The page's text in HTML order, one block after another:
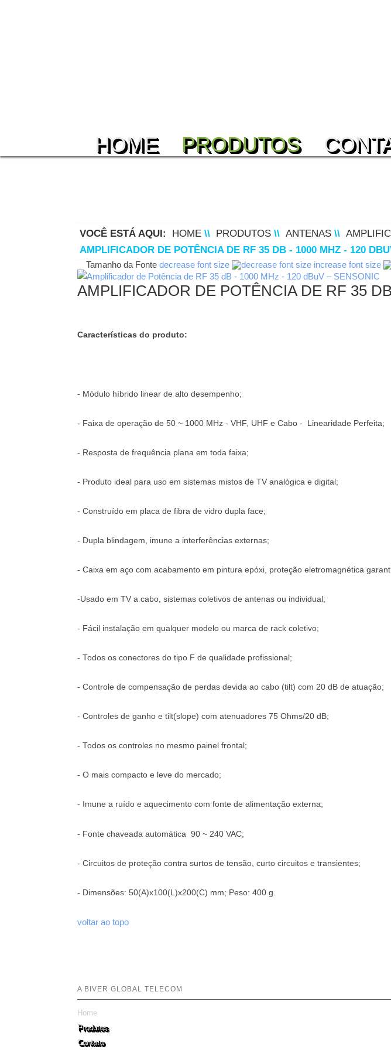
HOME PRODUTOS
VOCÊ ESTÁ AQUI: HOME \\ PRODUTOS \\ ANTENAS \\
AMPLIFICADOR DE POTÊNCIA DE RF 35 DB - 1000 MHZ - 120
Tamanho da Fonte decrease font size increase font size
AMPLIFICADOR DE POTÊNCIA DE RF 35
Características do produto:
- Módulo híbrido linear de alto desempenho;
- Faixa de operação de 50 ~ 1000 MHz - VHF, UHF e Cabo - Linearidade Perfeita;
- Resposta de frequência plana em toda faixa;
- Produto ideal para uso em sistemas mistos de TV analógica e digital;
- Construído em placa de fibra de vidro dupla face;
- Dupla blindagem, imune a interferências externas;
- Caixa em aço com acabamento em pintura epóxi, proteção eletromagnética
-Usado em TV a cabo, sistemas coletivos de antenas ou individual;
- Fácil instalação em qualquer modelo ou marca de rack coletivo;
- Todos os conectores do tipo F de qualidade profissional;
- Controle de compensação de perdas devida ao cabo (tilt) com 20 dB de atuação;
- Controles de ganho e tilt(slope) com atenuadores 75 Ohms/20 dB;
- Todos os controles no mesmo painel frontal;
- O mais compacto e leve do mercado;
- Imune a ruído e aquecimento com fonte de alimentação externa;
- Fonte chaveada automática 90 ~ 240 VAC;
- Circuitos de proteção contra surtos de tensão, curto circuitos e transientes;
- Dimensões: 50(A)x100(L)x200(C) mm; Peso: 400 g.
voltar ao topo
A BIVER GLOBAL TELECOM
Home
Produtos
Contato